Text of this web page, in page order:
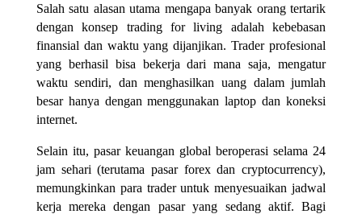
Salah satu alasan utama mengapa banyak orang tertarik
dengan konsep trading for living adalah kebebasan
finansial dan waktu yang dijanjikan. Trader profesional
yang berhasil bisa bekerja dari mana saja, mengatur
waktu sendiri, dan menghasilkan uang dalam jumlah
besar hanya dengan menggunakan laptop dan koneksi
internet.
Selain itu, pasar keuangan global beroperasi selama 24
jam sehari (terutama pasar forex dan cryptocurrency),
memungkinkan para trader untuk menyesuaikan jadwal
kerja mereka dengan pasar yang sedang aktif. Bagi